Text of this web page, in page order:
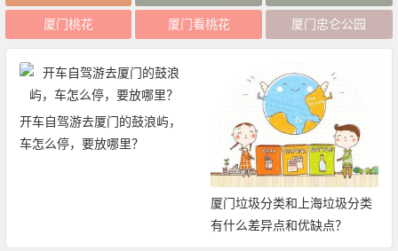
厦门桃花 厦门看桃花 厦门忠仑公园
开车自驾游去厦门的鼓浪屿，
车怎么停，要放哪里？
厦门垃圾分类和上海垃圾分类
有什么差异点和优缺点？